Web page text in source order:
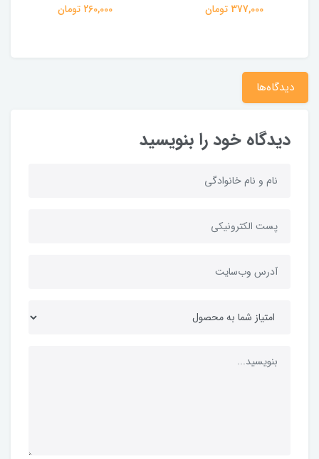
377,000 تومان 260,000 تومان
دیدگاه‌ها
دیدگاه خود را بنویسید